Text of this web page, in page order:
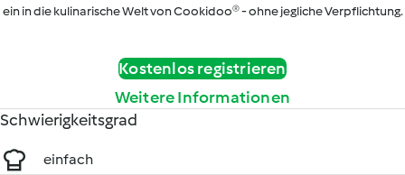
ein in die kulinarische Welt von Cookidoo® - ohne jegliche Verpflichtung.
Kostenlos registrieren
Weitere Informationen
Schwierigkeitsgrad
einfach